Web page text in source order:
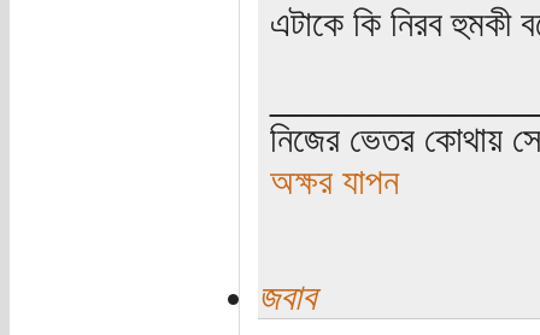
এটাকে কি নিরব হুমকী
নিজের ভেতর কোথায়
অক্ষর যাপন
জবাব